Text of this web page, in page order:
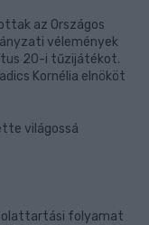
az Országos
vélemények
20-i tűzijátékot.
Kornélia elnököt
világossá
folyamat